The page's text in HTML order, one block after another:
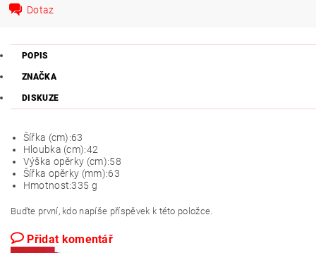
Dotaz
POPIS
ZNAČKA
DISKUZE
Šířka (cm):63
Hloubka (cm):42
Výška opěrky (cm):58
Šířka opěrky (mm):63
Hmotnost:335 g
Buďte první, kdo napíše příspěvek k této položce.
Přidat komentář